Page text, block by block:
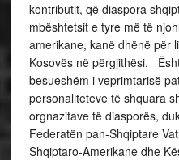
kontributit, që diaspora
mbështetsit e tyre më të
amerikane, kanë dhënë për
Kosovës në përgjithësi.
besueshëm i veprimtarisë
personaliteteve të shquara
orgnazitave të diasporës,
Federatën pan-Shqiptare
Shqiptaro-Amerikane dhe